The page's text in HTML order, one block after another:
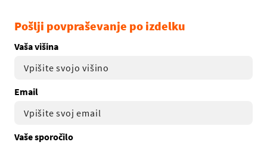
Pošlji povpraševanje po izdelku
Vaša višina
Email
Vaše sporočilo